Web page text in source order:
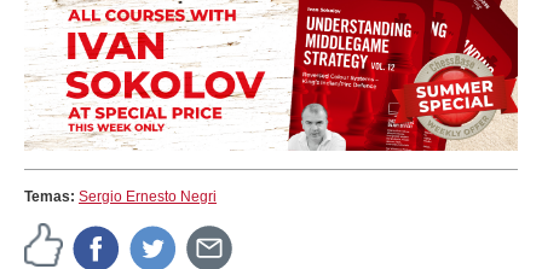
Temas: Sergio Ernesto Negri